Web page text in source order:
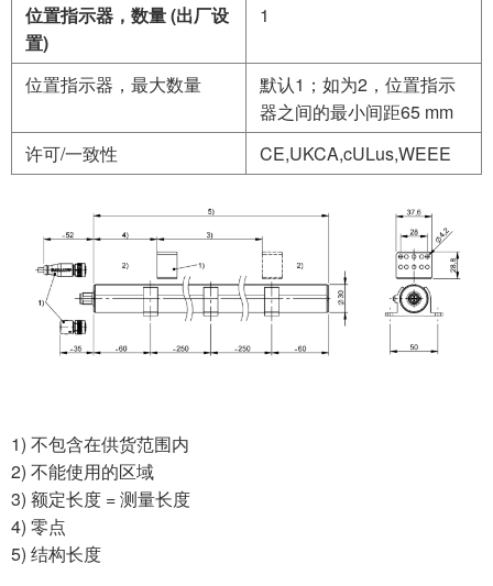
位置指示器，数量 (出厂设
置)
1
位置指示器，最大数量
默认1；如为2，位置指示
器之间的最小间距65 mm
许可/一致性
CE,UKCA,cULus,WEEE
1) 不包含在供货范围内
2) 不能使用的区域
3) 额定长度 = 测量长度
4) 零点
5) 结构长度